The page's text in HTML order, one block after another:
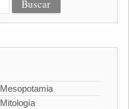
Mesopotamia
Mitología